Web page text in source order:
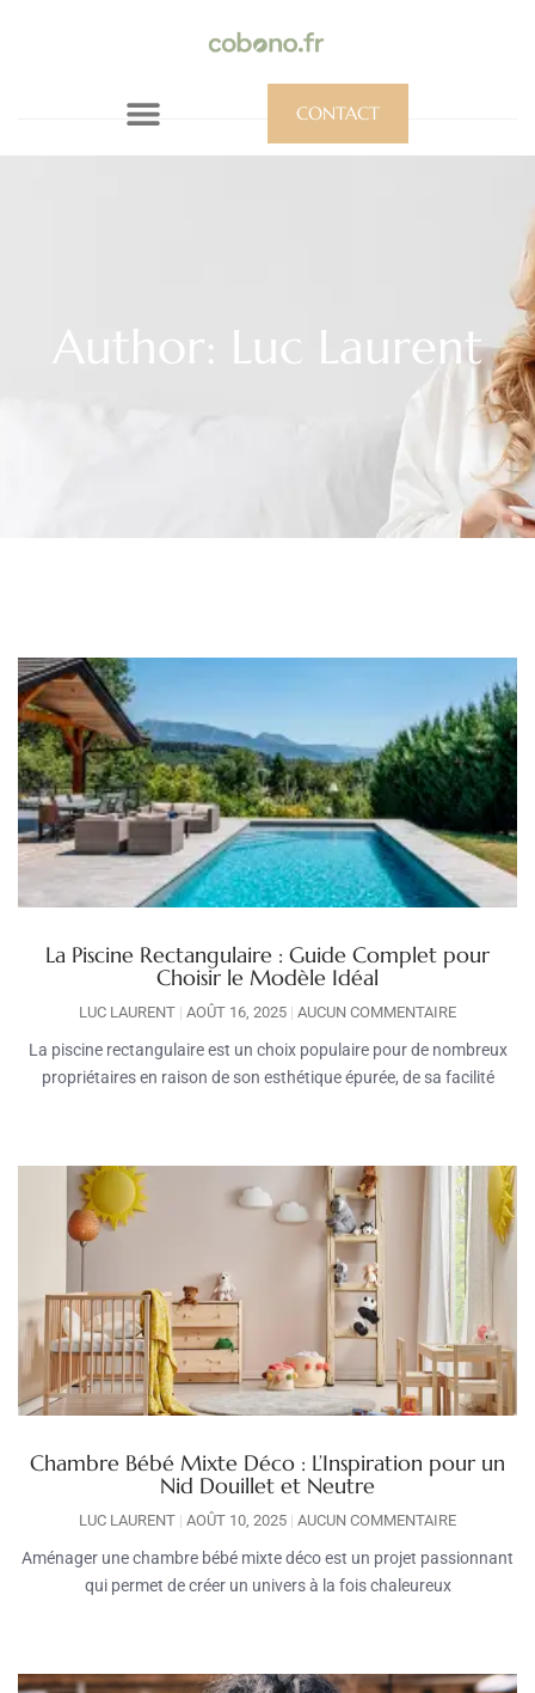
CONTACT
Author: Luc Laurent
La Piscine Rectangulaire : Guide Complet pour
Choisir le Modèle Idéal
LUC LAURENT AOÛT 16, 2025 AUCUN COMMENTAIRE
La piscine rectangulaire est un choix populaire pour de nombreux
propriétaires en raison de son esthétique épurée, de sa facilité
Chambre Bébé Mixte Déco : L’Inspiration pour un
Nid Douillet et Neutre
LUC LAURENT AOÛT 10, 2025 AUCUN COMMENTAIRE
Aménager une chambre bébé mixte déco est un projet passionnant
qui permet de créer un univers à la fois chaleureux